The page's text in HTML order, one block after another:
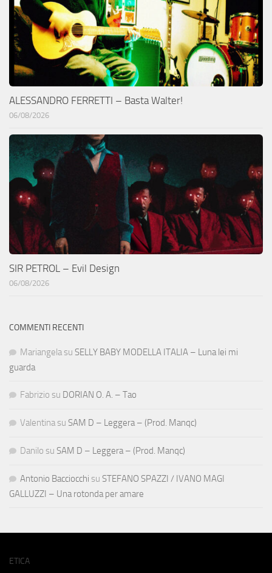
ALESSANDRO FERRETTI – Basta Walter!
06/08/2026
SIR PETROL – Evil Design
06/08/2026
COMMENTI RECENTI
Mariangela su SELLY BABY MODELLA ITALIA – Luna lei mi
guarda
Fabrizio su DORIAN O. A. – Tao
Valentina su SAM D – Leggera – (Prod. Manqc)
Danilo su SAM D – Leggera – (Prod. Manqc)
Antonio Bacciocchi su STEFANO SPAZZI / IVANO MAGI
GALLUZZI – Una rotonda per amare
ETICA